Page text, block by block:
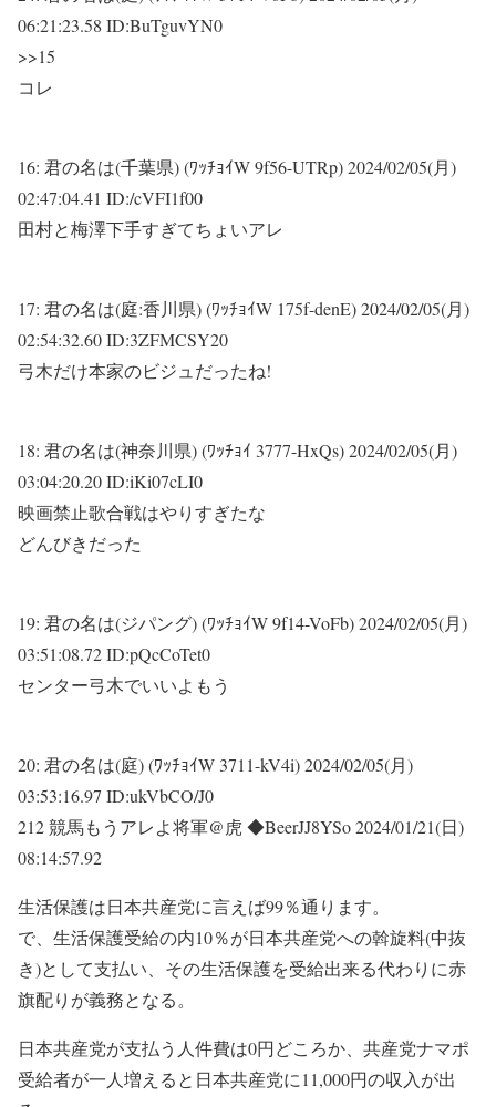
06:21:23.58 ID:BuTguvYN0
>>15
コレ
16: 君の名は(千葉県) (ﾜｯﾁｮｲW 9f56-UTRp)2024/02/05(月)
02:47:04.41 ID:/cVFI1f00
田村と梅澤下手すぎてちょいアレ
17: 君の名は(庭:香川県) (ﾜｯﾁｮｲW 175f-denE)2024/02/05(月)
02:54:32.60 ID:3ZFMCSY20
弓木だけ本家のビジュだったね!
18: 君の名は(神奈川県) (ﾜｯﾁｮｲ 3777-HxQs)2024/02/05(月)
03:04:20.20 ID:iKi07cLI0
映画禁止歌合戦はやりすぎたな
どんびきだった
19: 君の名は(ジパング) (ﾜｯﾁｮｲW 9f14-VoFb)2024/02/05(月)
03:51:08.72 ID:pQcCoTet0
センター弓木でいいよもう
20: 君の名は(庭) (ﾜｯﾁｮｲW 3711-kV4i)2024/02/05(月)
03:53:16.97 ID:ukVbCO/J0
212 競馬もうアレよ将軍@虎 ◆BeerJJ8YSo 2024/01/21(日)
08:14:57.92
生活保護は日本共産党に言えば99％通ります。
で、生活保護受給の内10％が日本共産党への斡旋料(中抜
き)として支払い、その生活保護を受給出来る代わりに赤
旗配りが義務となる。
日本共産党が支払う人件費は0円どころか、共産党ナマポ
受給者が一人増えると日本共産党に11,000円の収入が出